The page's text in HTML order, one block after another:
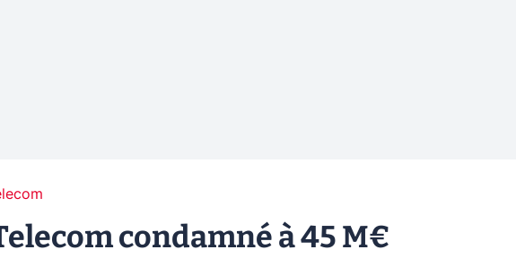
condamné à 45 M€